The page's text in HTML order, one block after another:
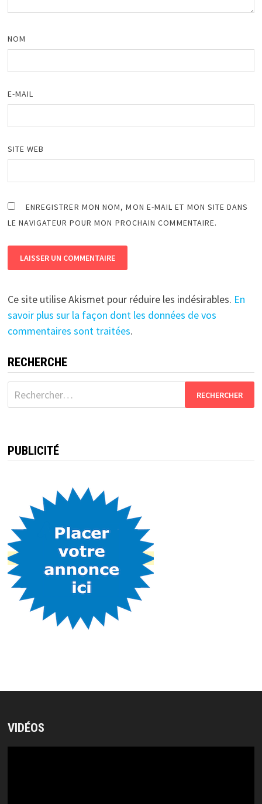
NOM
E-MAIL
SITE WEB
ENREGISTRER MON NOM, MON E-MAIL ET MON SITE DANS
LE NAVIGATEUR POUR MON PROCHAIN COMMENTAIRE.
Ce site utilise Akismet pour réduire les indésirables. En
savoir plus sur la façon dont les données de vos
commentaires sont traitées.
RECHERCHE
Rechercher :
PUBLICITÉ
VIDÉOS